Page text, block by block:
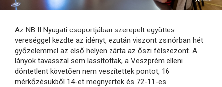
Az NB II Nyugati csoportjában szerepelt együttes
vereséggel kezdte az idényt, ezután viszont zsinórban hét
győzelemmel az első helyen zárta az őszi félszezont. A
lányok tavasszal sem lassítottak, a Veszprém elleni
döntetlent követően nem veszítettek pontot, 16
mérkőzésükből 14-et megnyertek és 72-11-es